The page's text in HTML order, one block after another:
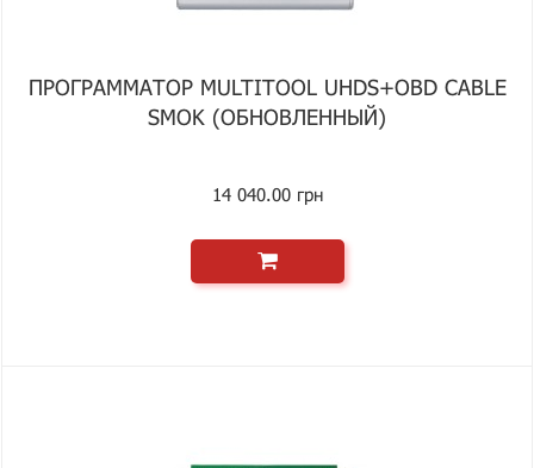
ПРОГРАММАТОР MULTITOOL UHDS+OBD CABLE
SMOK (ОБНОВЛЕННЫЙ)
14 040.00 грн